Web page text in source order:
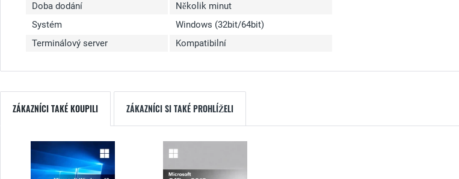
Doba dodání
Několik minut
Systém
Windows (32bit/64bit)
Terminálový server
Kompatibilní
ZÁKAZNÍCI TAKÉ KOUPILI ZÁKAZNÍCI SI TAKÉ PROHLÍŽELI